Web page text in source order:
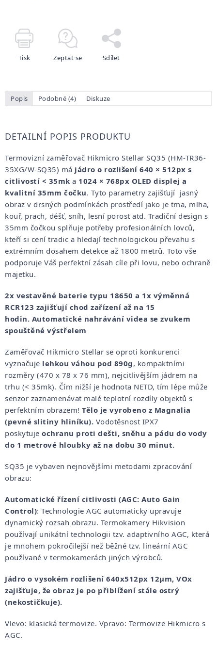
Tisk Zeptat se Sdílet
Popis Podobné (4) Diskuze
DETAILNÍ POPIS PRODUKTU
Termovizní zaměřovač Hikmicro Stellar SQ35 (HM-TR36-
35XG/W-SQ35) má jádro o rozlišení 640 × 512px s
citlivostí < 35mk a 1024 × 768px OLED displej a
kvalitní 35mm čočku. Tyto parametry zajišťují jasný
obraz v drsných podmínkách prostředí jako je tma, mlha,
kouř, prach, déšť, sníh, lesní porost atd. Tradiční design s
35mm čočkou splňuje potřeby profesionálních lovců,
kteří si cení tradic a hledají technologickou převahu s
extrémním dosahem detekce až 1800 metrů. Toto vše
podporuje Váš perfektní zásah cíle při lovu, nebo ochraně
majetku.
2x vestavěné baterie typu 18650 a 1x výměnná
RCR123 zajišťují chod zařízení až na 15
hodin. Automatické nahrávání videa se zvukem
spouštěné výstřelem
Zaměřovač Hikmicro Stellar se oproti konkurenci
vyznačuje lehkou váhou pod 890g, kompaktními
rozměry (470 x 78 x 76 mm), nejcitlivějším jádrem na
trhu (< 35mk). Čím nižší je hodnota NETD, tím lépe může
senzor zaznamenávat malé teplotní rozdíly objektů s
perfektním obrazem! Tělo je vyrobeno z Magnalia
(pevné slitiny hliníku). Vodotěsnost IPX7
poskytuje ochranu proti dešti, sněhu a pádu do vody
do 1 metrové hloubky až na dobu 30 minut.
SQ35 je vybaven nejnovějšími metodami zpracování
obrazu:
Automatické řízení citlivosti (AGC: Auto Gain
Control): Technologie AGC automaticky upravuje
dynamický rozsah obrazu. Termokamery Hikvision
používají unikátní technologii tzv. adaptivního AGC, která
je mnohem pokročilejší než běžné tzv. lineární AGC
používané v termokamerách jiných výrobců.
Jádro o vysokém rozlišení 640x512px 12µm, VOx
zajišťuje, že obraz je po přiblížení stále ostrý
(nekostičkuje).
Vlevo: klasická termovize. Vpravo: Termovize Hikmicro s
AGC.